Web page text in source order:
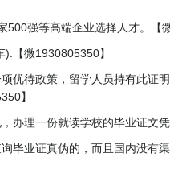
强等高端企业选择人才。【
【微1930805350】
优待政策，留学人员持有此
】
办理一份就读学校的毕业证文
毕业证真伪的，而且国内没有